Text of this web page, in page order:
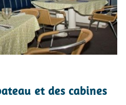
et des cabines